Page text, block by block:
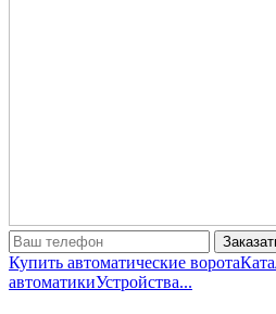
Купить автоматические ворота
автоматикиУстройства...